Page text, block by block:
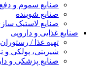
صنایع سموم و
صنایع شوینده
صنایع لاستیک
صنایع غذایی و دارویی
تهیه غذا /
شیرینی، پولکی و
صنایع پزشکی و